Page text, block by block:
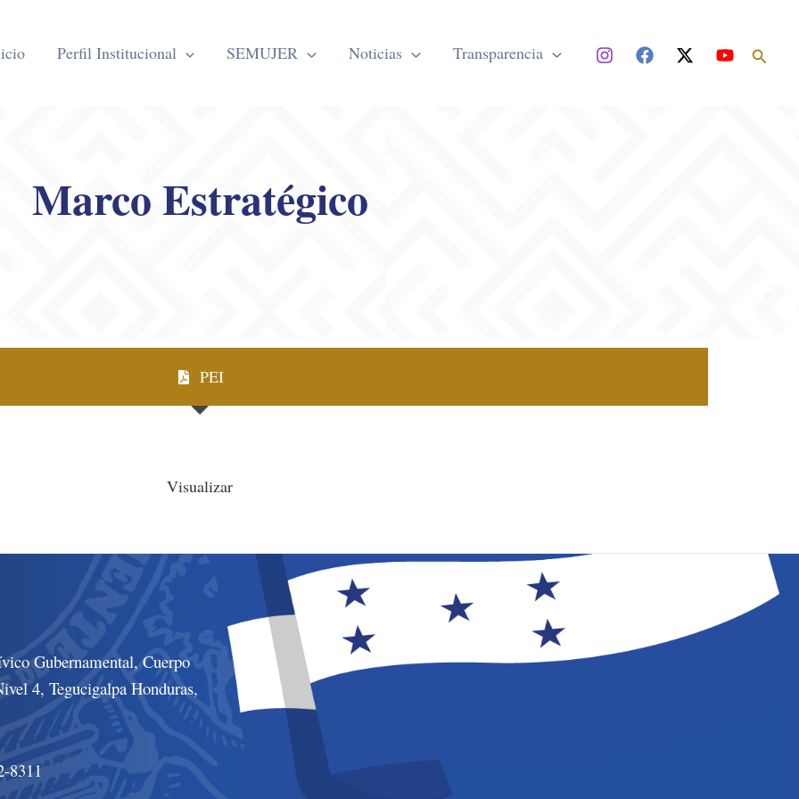
Perfil Institucional SEMUJER Noticias Transparencia Buscar
Marco Estratégico
PEI
Visualizar
Gubernamental, Cuerpo
4, Tegucigalpa Honduras,
8311